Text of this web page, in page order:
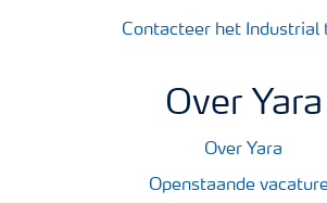
Contacteer het Industrial
Over Yara
Over Yara
Openstaande